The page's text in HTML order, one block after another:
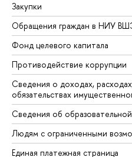
Закупки
Обращения граждан в НИУ
Фонд целевого капитала
Противодействие коррупции
Сведения о доходах,
обязательствах
Сведения об
Людям с ограниченными
Единая платежная страница